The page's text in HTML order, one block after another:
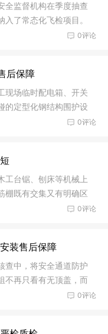
全监督机构在季度抽查
了常态化飞检项目。
0评论
后保障
现场临时配电箱、开关
的定型化钢结构围护设
0评论
工台锯、刨床等机械上
棚既有交集又有明确区
0评论
装售后保障
查中，将安全通道防护
不再只看有无顶盖，而
0评论